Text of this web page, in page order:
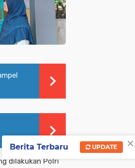
dilakukan Polri
×
Berita Terbaru UPDATE